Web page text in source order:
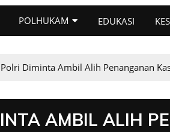
POLHUKAM EDUKASI
Diminta Ambil Alih Penanganan
AMBIL ALIH